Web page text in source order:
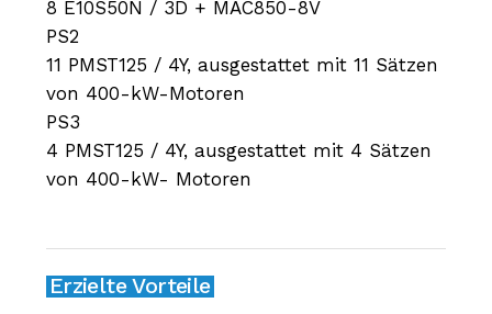
8 E10S50N / 3D + MAC850-8V
PS2
11 PMST125 / 4Y, ausgestattet mit 11 Sätzen
von 400-kW-Motoren
PS3
4 PMST125 / 4Y, ausgestattet mit 4 Sätzen
von 400-kW- Motoren
Erzielte Vorteile